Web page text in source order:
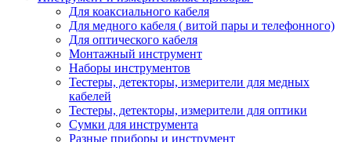
Для коаксиального кабеля
Для медного кабеля ( витой пары и телефонного)
Для оптического кабеля
Монтажный инструмент
Наборы инструментов
Тестеры, детекторы, измерители для медных
кабелей
Тестеры, детекторы, измерители для оптики
Сумки для инструмента
Разные приборы и инструмент